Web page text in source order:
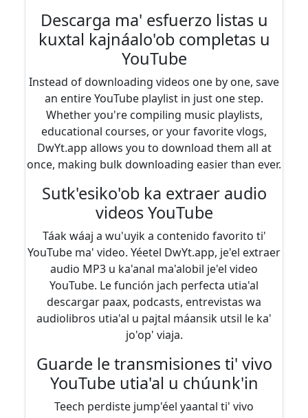
Descarga ma' esfuerzo listas u
kuxtal kajnáalo'ob completas u
YouTube
Instead of downloading videos one by one, save
an entire YouTube playlist in just one step.
Whether you're compiling music playlists,
educational courses, or your favorite vlogs,
DwYt.app allows you to download them all at
once, making bulk downloading easier than ever.
Sutk'esiko'ob ka extraer audio
videos YouTube
Táak wáaj a wu'uyik a contenido favorito ti'
YouTube ma' video. Yéetel DwYt.app, je'el extraer
audio MP3 u ka'anal ma'alobil je'el video
YouTube. Le función jach perfecta utia'al
descargar paax, podcasts, entrevistas wa
audiolibros utia'al u pajtal máansik utsil le ka'
jo'op' viaja.
Guarde le transmisiones ti' vivo
YouTube utia'al u chúunk'in
Teech perdiste jump'éel yaantal ti' vivo